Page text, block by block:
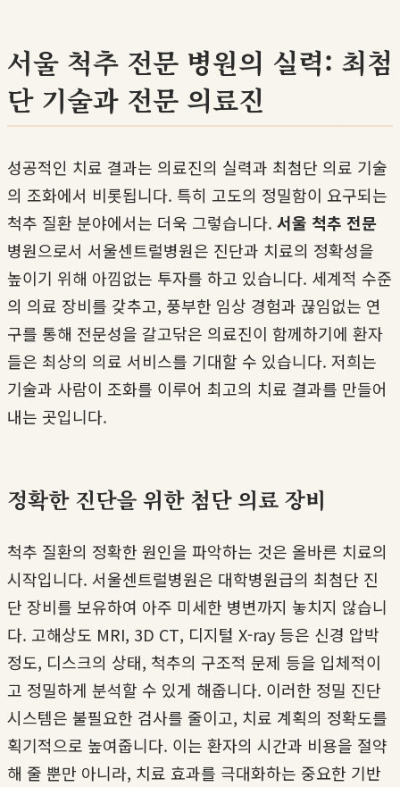
서울 척추 전문 병원의 실력: 최첨
단 기술과 전문 의료진
성공적인 치료 결과는 의료진의 실력과 최첨단 의료 기술
의 조화에서 비롯됩니다. 특히 고도의 정밀함이 요구되는
척추 질환 분야에서는 더욱 그렇습니다. 서울 척추 전문
병원으로서 서울센트럴병원은 진단과 치료의 정확성을
높이기 위해 아낌없는 투자를 하고 있습니다. 세계적 수준
의 의료 장비를 갖추고, 풍부한 임상 경험과 끊임없는 연
구를 통해 전문성을 갈고닦은 의료진이 함께하기에 환자
들은 최상의 의료 서비스를 기대할 수 있습니다. 저희는
기술과 사람이 조화를 이루어 최고의 치료 결과를 만들어
내는 곳입니다.
정확한 진단을 위한 첨단 의료 장비
척추 질환의 정확한 원인을 파악하는 것은 올바른 치료의
시작입니다. 서울센트럴병원은 대학병원급의 최첨단 진
단 장비를 보유하여 아주 미세한 병변까지 놓치지 않습니
다. 고해상도 MRI, 3D CT, 디지털 X-ray 등은 신경 압박
정도, 디스크의 상태, 척추의 구조적 문제 등을 입체적이
고 정밀하게 분석할 수 있게 해줍니다. 이러한 정밀 진단
시스템은 불필요한 검사를 줄이고, 치료 계획의 정확도를
획기적으로 높여줍니다. 이는 환자의 시간과 비용을 절약
해 줄 뿐만 아니라, 치료 효과를 극대화하는 중요한 기반